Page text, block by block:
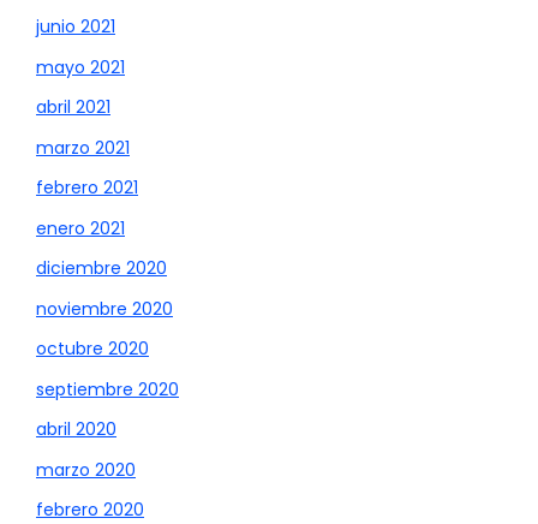
junio 2021
mayo 2021
abril 2021
marzo 2021
febrero 2021
enero 2021
diciembre 2020
noviembre 2020
octubre 2020
septiembre 2020
abril 2020
marzo 2020
febrero 2020